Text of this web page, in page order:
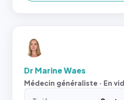
Dr Marine Waes
Médecin généraliste · En